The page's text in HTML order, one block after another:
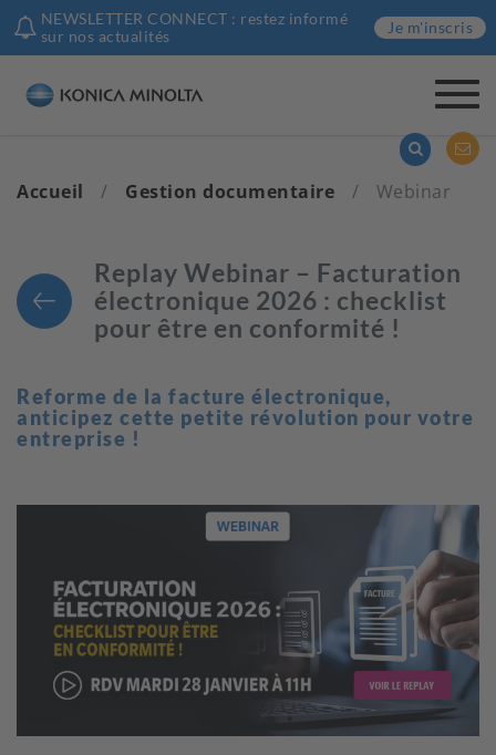
NEWSLETTER CONNECT : restez informé
sur nos actualités
Je m'inscris
Accueil / Gestion documentaire / Webinar
Replay Webinar – Facturation
électronique 2026 : checklist
pour être en conformité !
Reforme de la facture électronique,
anticipez cette petite révolution pour votre
entreprise !